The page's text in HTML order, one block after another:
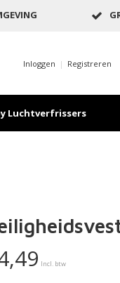
Inloggen | Registreren
Luchtverfrissers
Incl. btw